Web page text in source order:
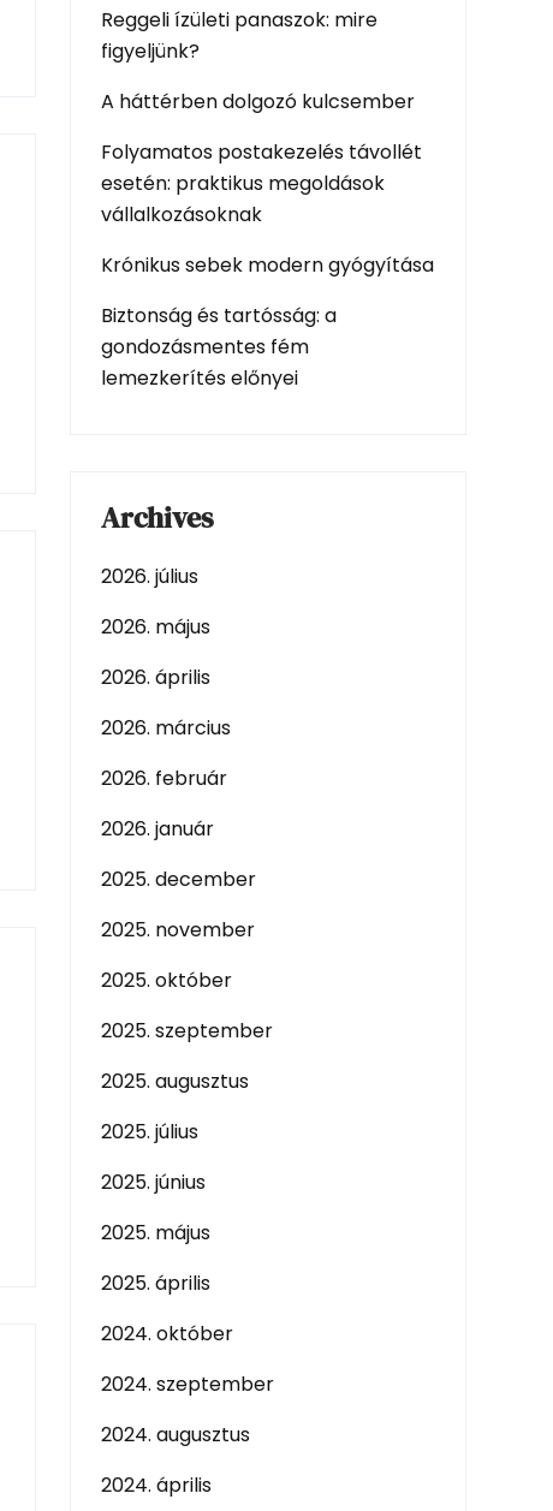
Reggeli ízületi panaszok: mire
figyeljünk?
A háttérben dolgozó kulcsember
Folyamatos postakezelés távollét
esetén: praktikus megoldások
vállalkozásoknak
Krónikus sebek modern gyógyítása
Biztonság és tartósság: a
gondozásmentes fém
lemezkerítés előnyei
Archives
2026. július
2026. május
2026. április
2026. március
2026. február
2026. január
2025. december
2025. november
2025. október
2025. szeptember
2025. augusztus
2025. július
2025. június
2025. május
2025. április
2024. október
2024. szeptember
2024. augusztus
2024. április